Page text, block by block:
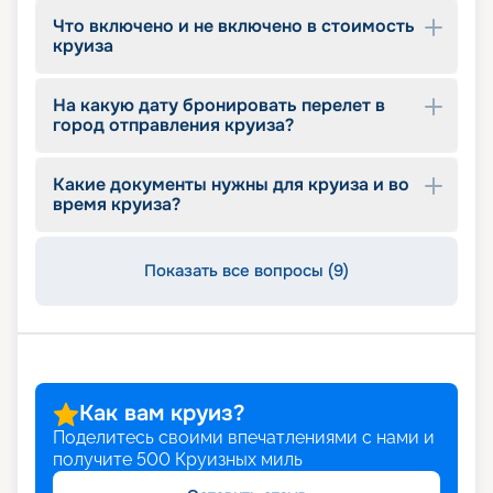
значимая информация. Если вы хотите купить
тур по более выгодной цене, воспользуйтесь
сайте и планируйте незабываемый отдых.
Что включено и не включено в стоимость
круиза
На какую дату бронировать перелет в
город отправления круиза?
Какие документы нужны для круиза и во
время круиза?
Показать все вопросы (9)
Как вам круиз?
Поделитесь своими впечатлениями с нами и
получите 500 Круизных миль